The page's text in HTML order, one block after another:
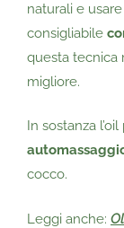
naturali e
consigliabile
questa tecnica
migliore.
In sostanza
cocco.
Leggi anche: